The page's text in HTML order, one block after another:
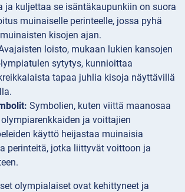
ja kuljettaa se isäntäkaupunkiin on suora
muinaiselle perinteelle, jossa pyhä
kisojen ajan.
loisto, mukaan lukien kansojen
sytytys, kunnioittaa
tapaa juhlia kisoja näyttävillä
Symbolien, kuten viittä maanosaa
ja voittajien
käyttö heijastaa muinaisia
perinteitä, jotka liittyvät voittoon ja
olympialaiset ovat kehittyneet ja